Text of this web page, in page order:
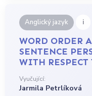
Anglický jazyk i
WORD ORDER
SENTENCE
WITH RESPECT
Vyučující:
Jarmila Petrlíková